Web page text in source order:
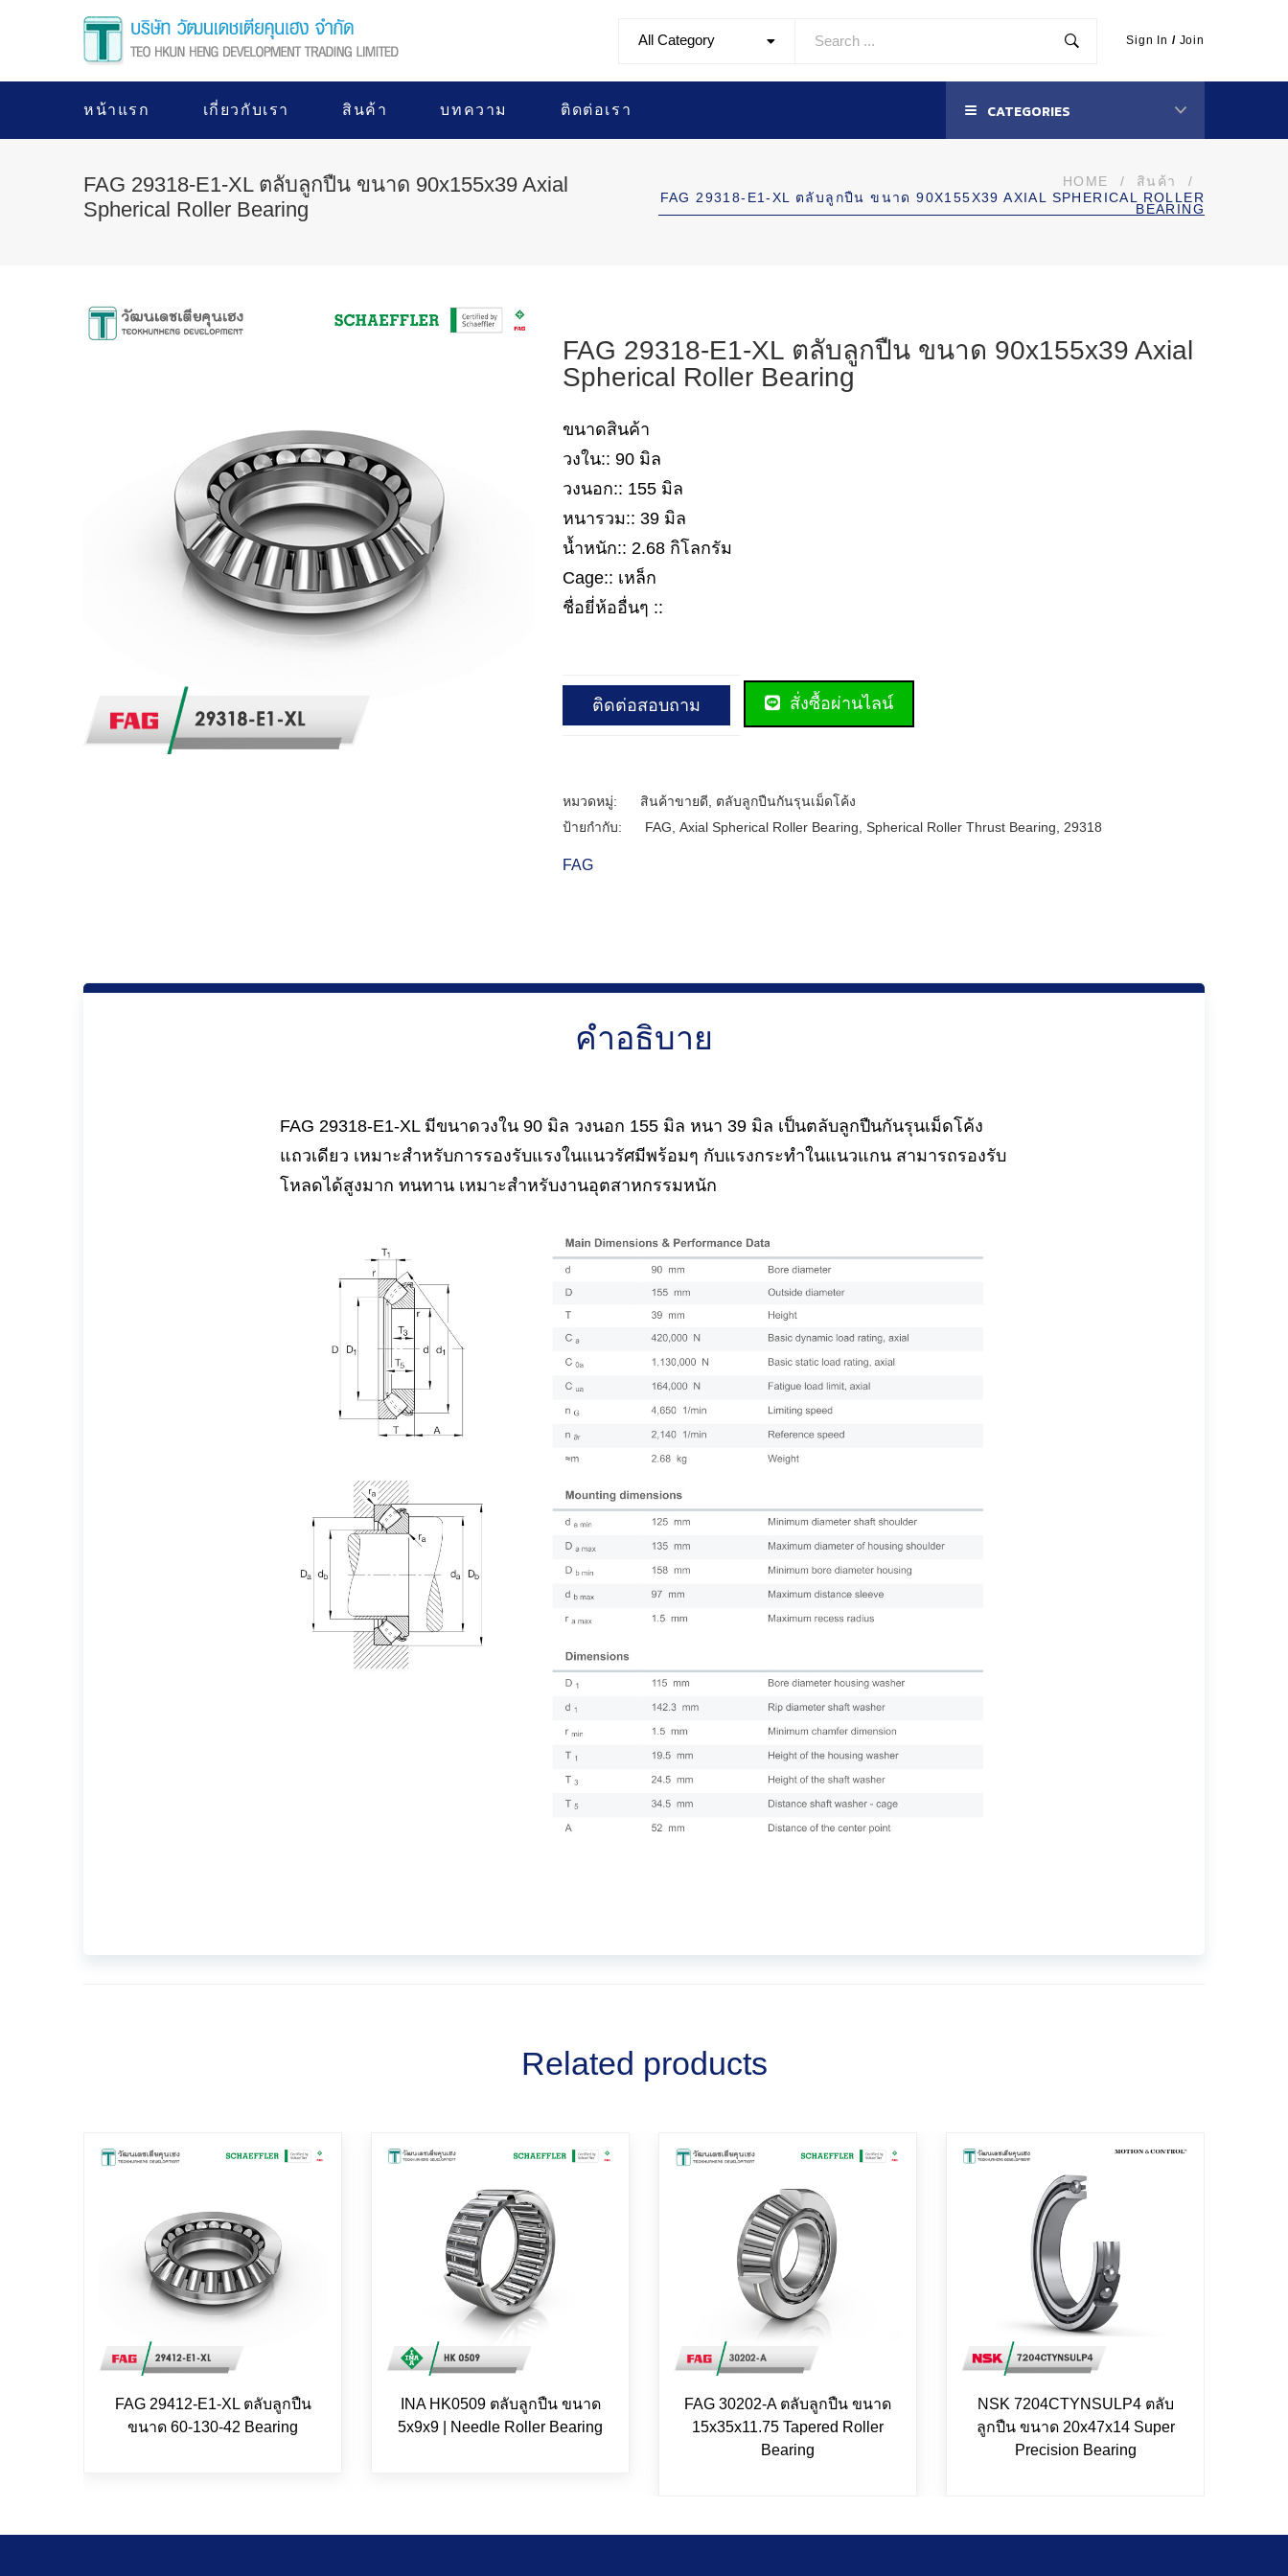
All Category Sign In / Join
หน้าแรก เกี่ยวกับเรา สินค้า บทความ ติดต่อเรา CATEGORIES
FAG 29318-E1-XL ตลับลูกปืน ขนาด 90x155x39 Axial
Spherical Roller Bearing
HOME / สินค้า
/
FAG 29318-E1-XL ตลับลูกปืน ขนาด 90X155X39 AXIAL SPHERICAL ROLLER
BEARING
FAG 29318-E1-XL ตลับลูกปืน ขนาด 90x155x39 Axial
Spherical Roller Bearing
ขนาดสินค้า
วงใน:: 90 มิล
วงนอก:: 155 มิล
หนารวม:: 39 มิล
น้ำหนัก:: 2.68 กิโลกรัม
Cage:: เหล็ก
ชื่อยี่ห้ออื่นๆ ::
ติดต่อสอบถาม สั่งซื้อผ่านไลน์
หมวดหมู่: สินค้าขายดี
ตลับลูกปืนกันรุนเม็ดโค้ง
ป้ายกำกับ:
FAG Axial Spherical Roller Bearing Spherical Roller Thrust Bearing 29318
FAG
คำอธิบาย
FAG 29318-E1-XL มีขนาดวงใน 90 มิล วงนอก 155 มิล หนา 39 มิล เป็นตลับลูกปืนกันรุนเม็ดโค้ง
แถวเดียว เหมาะสำหรับการรองรับแรงในแนวรัศมีพร้อมๆ กับแรงกระทำในแนวแกน สามารถรองรับ
โหลดได้สูงมาก ทนทาน เหมาะสำหรับงานอุตสาหกรรมหนัก
Related products
FAG 29412-E1-XL ตลับลูกปืน
ขนาด 60-130-42 Bearing
INA HK0509 ตลับลูกปืน ขนาด
5x9x9 | Needle Roller Bearing
FAG 30202-A ตลับลูกปืน ขนาด
15x35x11.75 Tapered Roller
Bearing
NSK 7204CTYNSULP4 ตลับ
ลูกปืน ขนาด 20x47x14 Super
Precision Bearing